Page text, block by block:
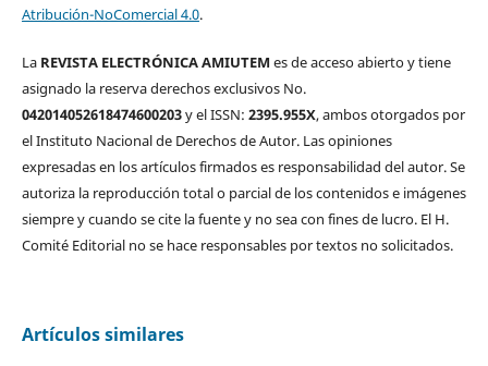
Atribución-NoComercial 4.0.
La REVISTA ELECTRÓNICA AMIUTEM es de acceso abierto y tiene
asignado la reserva derechos exclusivos No.
042014052618474600203y el ISSN: 2395.955X, ambos otorgados por
el Instituto Nacional de Derechos de Autor. Las opiniones
expresadas en los artículos firmados es responsabilidad del autor. Se
autoriza la reproducción total o parcial de los contenidos e imágenes
siempre y cuando se cite la fuente y no sea con fines de lucro. El H.
Comité Editorial no se hace responsables por textos no solicitados.
Artículos similares